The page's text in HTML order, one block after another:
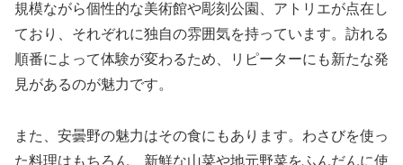
規模ながら個性的な美術館や彫刻公園、アトリエが点在し
ており、それぞれに独自の雰囲気を持っています。訪れる
順番によって体験が変わるため、リピーターにも新たな発
見があるのが魅力です。
また、安曇野の魅力はその食にもあります。わさびを使っ
た料理はもちろん、新鮮な山菜や地元野菜をふんだんに使